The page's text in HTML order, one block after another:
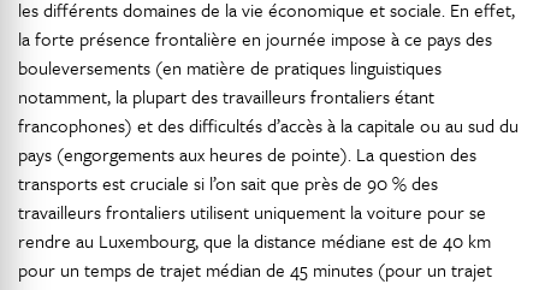
les différents domaines de la vie économique et sociale. En effet,
la forte présence frontalière en journée impose à ce pays des
bouleversements (en matière de pratiques linguistiques
notamment, la plupart des travailleurs frontaliers étant
francophones) et des difficultés d’accès à la capitale ou au sud du
pays (engorgements aux heures de pointe). La question des
transports est cruciale si l’on sait que près de 90 % des
travailleurs frontaliers utilisent uniquement la voiture pour se
rendre au Luxembourg, que la distance médiane est de 40 km
pour un temps de trajet médian de 45 minutes (pour un trajet